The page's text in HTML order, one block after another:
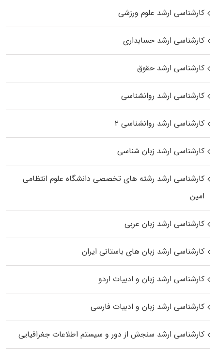
کارشناسی ارشد علوم ورزشی
کارشناسی ارشد حسابداری
کارشناسی ارشد حقوق
کارشناسی ارشد روانشناسی
کارشناسی ارشد روانشناسی ۲
کارشناسی ارشد زبان شناسی
کارشناسی ارشد رﺷﺘﻪ ﻫﺎی تخصصی داﻧﺸﮕﺎه ﻋﻠﻮم انتظامی
اﻣﻴﻦ
کارشناسی ارشد زبان عربی
کارشناسی ارشد زبان‌ های باستانی ایران
کارشناسی ارشد زبان و ادبیات اردو
کارشناسی ارشد زبان و ادبیات فارسی
کارشناسی ارشد سنجش از دور و سیستم اطلاعات جغرافیایی